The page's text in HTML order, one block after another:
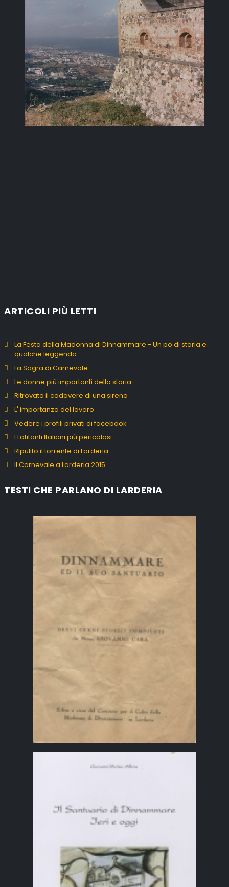
ARTICOLI PIÙ LETTI
La Festa della Madonna di Dinnammare - Un po di storia e
qualche leggenda
La Sagra di Carnevale
Le donne più importanti della storia
Ritrovato il cadavere di una sirena
L' importanza del lavoro
Vedere i profili privati di facebook
I Latitanti Italiani più pericolosi
Ripulito il torrente di Larderia
Il Carnevale a Larderia 2015
TESTI CHE PARLANO DI LARDERIA